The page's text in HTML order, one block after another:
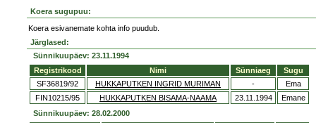
Koera sugupuu:
Koera esivanemate kohta info puudub.
Järglased:
Sünnikuupäev: 23.11.1994
Registrikood
Nimi Sünniaeg
Sugu
SF36819/92
HUKKAPUTKEN INGRID MURIMAN -
Ema
FIN10215/95
HUKKAPUTKEN BISAMA-NAAMA 23.11.1994
Emane
Sünnikuupäev: 28.02.2000